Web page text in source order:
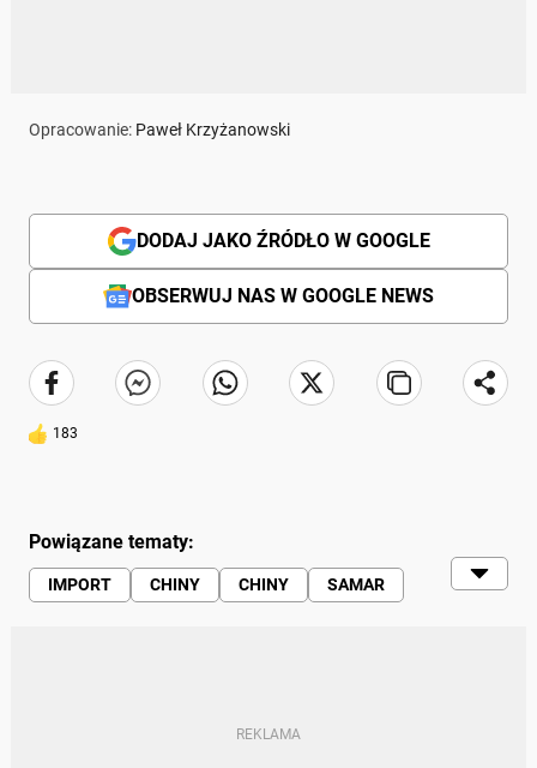
Opracowanie: Paweł Krzyżanowski
DODAJ JAKO ŹRÓDŁO W GOOGLE
OBSERWUJ NAS W GOOGLE NEWS
183
Powiązane tematy:
IMPORT CHINY CHINY
SAMAR